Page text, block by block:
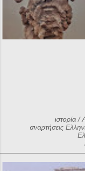
ιστορία /
αναρτήσεις